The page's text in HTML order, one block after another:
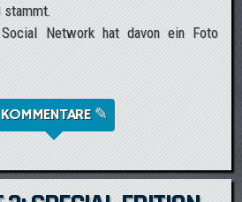
stammt.
Network hat davon ein Foto
TEASER-BILD DES KOMMENDEN
EFFECT 3 DLC
KOMMENTARE ✎